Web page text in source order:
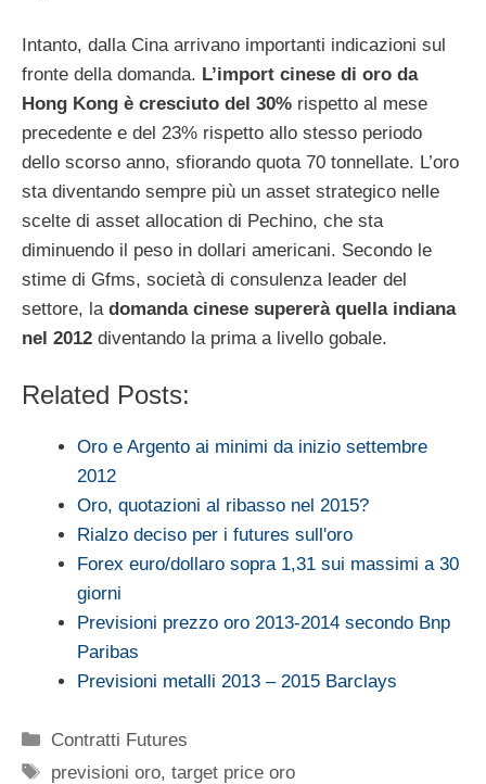
Intanto, dalla Cina arrivano importanti indicazioni sul
fronte della domanda. L’import cinese di oro da
Hong Kong è cresciuto del 30% rispetto al mese
precedente e del 23% rispetto allo stesso periodo
dello scorso anno, sfiorando quota 70 tonnellate. L’oro
sta diventando sempre più un asset strategico nelle
scelte di asset allocation di Pechino, che sta
diminuendo il peso in dollari americani. Secondo le
stime di Gfms, società di consulenza leader del
settore, la domanda cinese supererà quella indiana
nel 2012 diventando la prima a livello gobale.
Related Posts:
Oro e Argento ai minimi da inizio settembre
2012
Oro, quotazioni al ribasso nel 2015?
Rialzo deciso per i futures sull'oro
Forex euro/dollaro sopra 1,31 sui massimi a 30
giorni
Previsioni prezzo oro 2013-2014 secondo Bnp
Paribas
Previsioni metalli 2013 – 2015 Barclays
Categorie
Contratti Futures
Tag
previsioni oro,target price oro